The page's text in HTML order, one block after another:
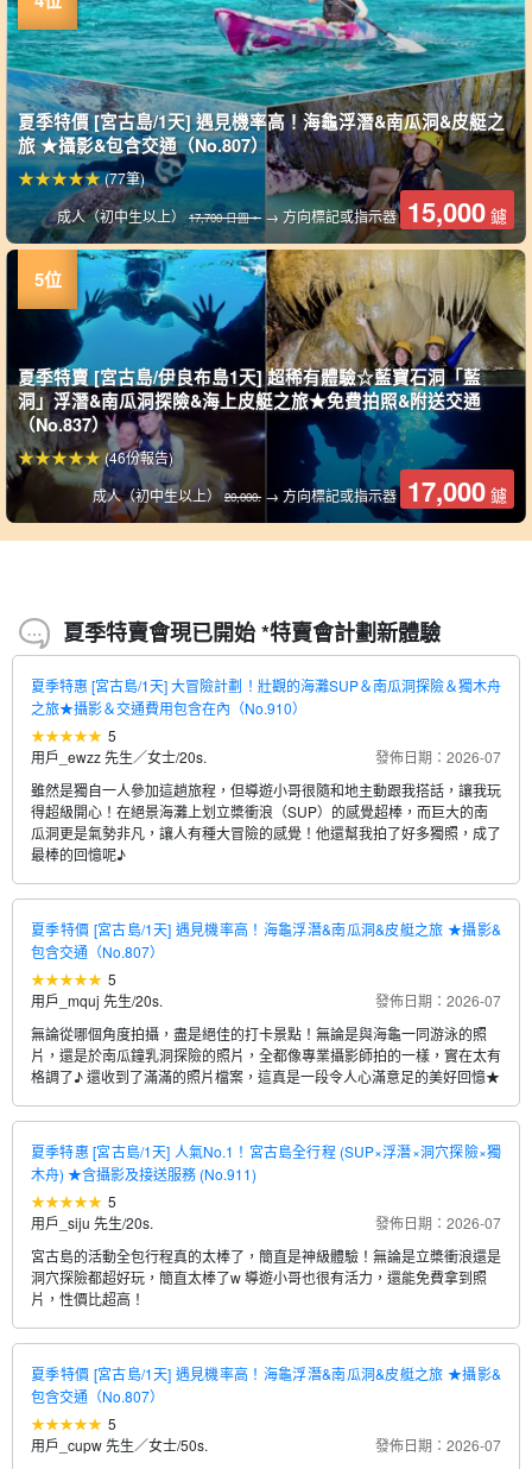
夏季特價 [宮古島/1天] 遇見機率高！海龜浮潛&南瓜洞&皮艇之
旅 ★攝影&包含交通（No.807）
成人（初中生以上）17,700 日圓。→ 方向標記或指示器 15,000 鑢
(77筆)
夏季特賣 [宮古島/伊良布島1天] 超稀有體驗☆藍寶石洞「藍
洞」浮潛&南瓜洞探險&海上皮艇之旅★免費拍照&附送交通
（No.837）
成人（初中生以上）20,000. → 方向標記或指示器 17,000 鑢
(46份報告)
夏季特賣會現已開始 *特賣會計劃新體驗
夏季特惠 [宮古島/1天] 大冒險計劃！壯觀的海灘SUP＆南瓜洞探險＆獨木舟
之旅★攝影＆交通費用包含在內（No.910）
5
用戶_ewzz 先生／女士/20s.
發佈日期：2026-07
雖然是獨自一人參加這趟旅程，但導遊小哥很隨和地主動跟我搭話，讓我玩
得超級開心！在絕景海灘上划立槳衝浪（SUP）的感覺超棒，而巨大的南
瓜洞更是氣勢非凡，讓人有種大冒險的感覺！他還幫我拍了好多獨照，成了
最棒的回憶呢♪
夏季特價 [宮古島/1天] 遇見機率高！海龜浮潛&南瓜洞&皮艇之旅 ★攝影&
包含交通（No.807）
5
用戶_mquj 先生/20s.
發佈日期：2026-07
無論從哪個角度拍攝，盡是絕佳的打卡景點！無論是與海龜一同游泳的照
片，還是於南瓜鐘乳洞探險的照片，全都像專業攝影師拍的一樣，實在太有
格調了♪ 還收到了滿滿的照片檔案，這真是一段令人心滿意足的美好回憶★
夏季特惠 [宮古島/1天] 人氣No.1！宮古島全行程 (SUP×浮潛×洞穴探險×獨
木舟) ★含攝影及接送服務 (No.911)
5
用戶_siju 先生/20s.
發佈日期：2026-07
宮古島的活動全包行程真的太棒了，簡直是神級體驗！無論是立槳衝浪還是
洞穴探險都超好玩，簡直太棒了w 導遊小哥也很有活力，還能免費拿到照
片，性價比超高！
夏季特價 [宮古島/1天] 遇見機率高！海龜浮潛&南瓜洞&皮艇之旅 ★攝影&
包含交通（No.807）
5
用戶_cupw 先生／女士/50s.
發佈日期：2026-07